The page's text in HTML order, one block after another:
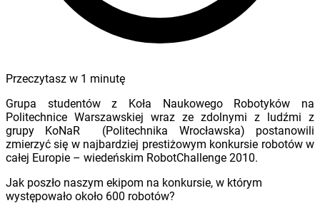
Przeczytasz w 1 minutę
Grupa studentów z Koła Naukowego Robotyków na
Politechnice Warszawskiej wraz ze zdolnymi z ludźmi z
grupy KoNaR (Politechnika Wrocławska) postanowili
zmierzyć się w najbardziej prestiżowym konkursie robotów w
całej Europie – wiedeńskim RobotChallenge 2010.
Jak poszło naszym ekipom na konkursie, w którym
występowało około 600 robotów?